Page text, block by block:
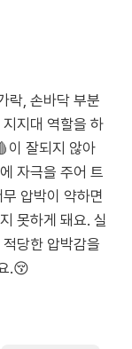
락, 손바닥 부분
지대 역할을 하
이 잘되지 않아
자극을 주어 트
압박이 약하면
못하게 돼요. 실
당한 압박감을
.😚